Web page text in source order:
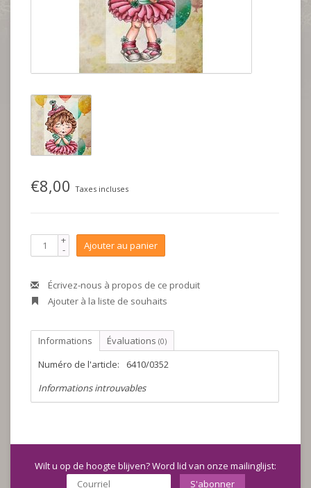
€8,00 Taxes incluses
+
- Ajouter au panier
Écrivez-nous à propos de ce produit
Ajouter à la liste de souhaits
Informations Évaluations (0)
Numéro de l'article:
6410/0352
Informations introuvables
Wilt u op de hoogte blijven? Word lid van onze mailinglijst:
S'abonner